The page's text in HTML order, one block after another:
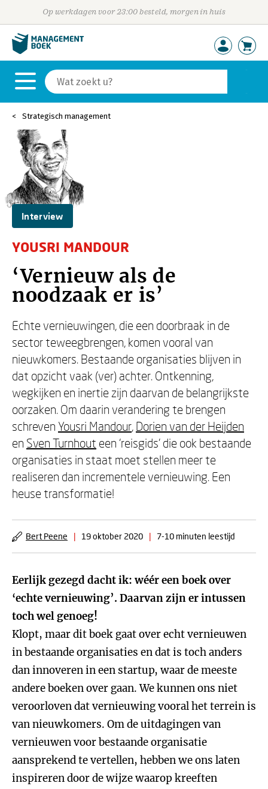
Op werkdagen voor 23:00 besteld, morgen in huis
Strategisch management
Interview
YOUSRI MANDOUR
‘Vernieuw als de
noodzaak er is’
Echte vernieuwingen, die een doorbraak in de
sector teweegbrengen, komen vooral van
nieuwkomers. Bestaande organisaties blijven in
dat opzicht vaak (ver) achter. Ontkenning,
wegkijken en inertie zijn daarvan de belangrijkste
oorzaken. Om daarin verandering te brengen
schreven Yousri Mandour, Dorien van der Heijden
en Sven Turnhout een ‘reisgids’ die ook bestaande
organisaties in staat moet stellen meer te
realiseren dan incrementele vernieuwing. Een
heuse transformatie!
Bert Peene | 19 oktober 2020 | 7-10 minuten leestijd
Eerlijk gezegd dacht ik: wéér een boek over
‘echte vernieuwing’. Daarvan zijn er intussen
toch wel genoeg!
Klopt, maar dit boek gaat over echt vernieuwen
in bestaande organisaties en dat is toch anders
dan innoveren in een startup, waar de meeste
andere boeken over gaan. We kunnen ons niet
veroorloven dat vernieuwing vooral het terrein is
van nieuwkomers. Om de uitdagingen van
vernieuwen voor bestaande organisatie
aansprekend te vertellen, hebben we ons laten
inspireren door de wijze waarop kreeften